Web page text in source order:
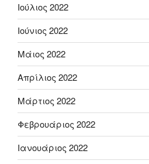
Ιούλιος 2022
Ιούνιος 2022
Μάιος 2022
Απρίλιος 2022
Μάρτιος 2022
Φεβρουάριος 2022
Ιανουάριος 2022